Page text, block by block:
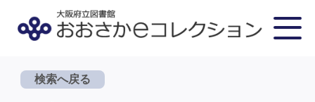
検索へ戻る